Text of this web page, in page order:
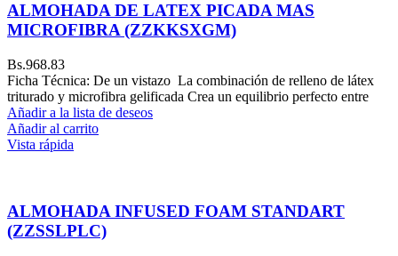
ALMOHADA DE LATEX PICADA MAS
MICROFIBRA (ZZKKSXGM)
Bs.968.83
Ficha Técnica: De un vistazo La combinación de relleno de látex
triturado y microfibra gelificada Crea un equilibrio perfecto entre
Añadir a la lista de deseos
Añadir al carrito
Vista rápida
ALMOHADA INFUSED FOAM STANDART
(ZZSSLPLC)